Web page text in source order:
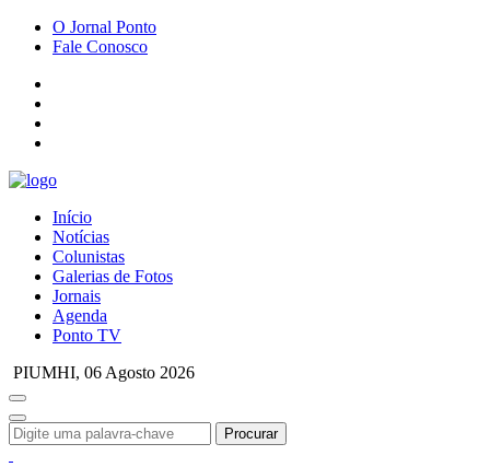
O Jornal Ponto
Fale Conosco
Início
Notícias
Colunistas
Galerias de Fotos
Jornais
Agenda
Ponto TV
PIUMHI, 06 Agosto 2026
Procurar